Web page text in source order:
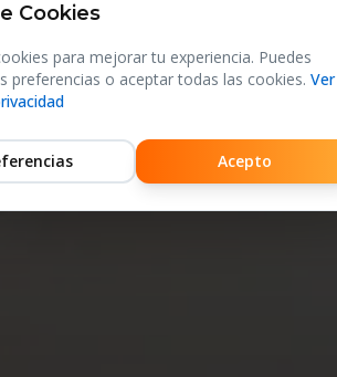
Cookies
para mejorar tu experiencia. Puedes
preferencias o aceptar todas las cookies. Ver
Acepto